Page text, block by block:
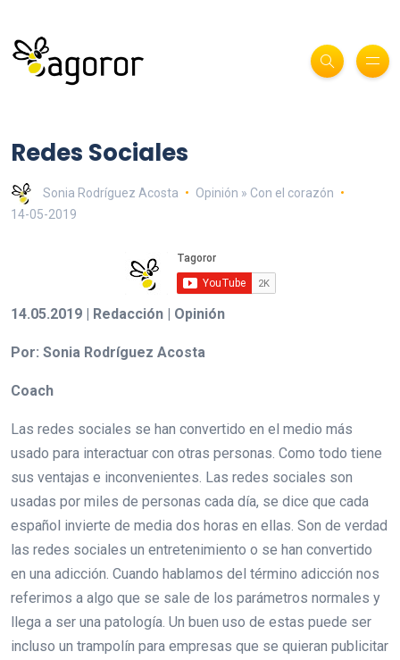
Redes Sociales
Sonia Rodríguez Acosta
Opinión » Con el corazón
14-05-2019
14.05.2019 | Redacción | Opinión
Por: Sonia Rodríguez Acosta
Coach
Las redes sociales se han convertido en el medio más
usado para interactuar con otras personas. Como todo tiene
sus ventajas e inconvenientes. Las redes sociales son
usadas por miles de personas cada día, se dice que cada
español invierte de media dos horas en ellas. Son de verdad
las redes sociales un entretenimiento o se han convertido
en una adicción. Cuando hablamos del término adicción nos
referimos a algo que se sale de los parámetros normales y
llega a ser una patología. Un buen uso de estas puede ser
incluso un trampolín para empresas que se quieran publicitar